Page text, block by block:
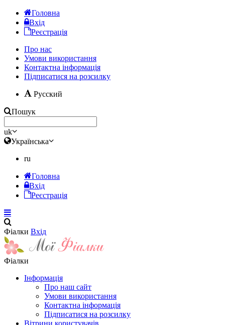
Головна
Вхід
Реєстрація
Про нас
Умови використання
Контактна інформація
Підписатися на розсилку
Русский
Пошук
uk
Українська
ru
Головна
Вхід
Реєстрація
Фіалки Вхід
Фіалки
Інформація
Про наш сайт
Умови використання
Контактна інформація
Підписатися на розсилку
Вітрини користувачів